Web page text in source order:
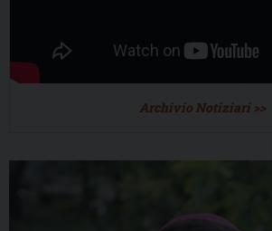
Archivio Notiziari >>